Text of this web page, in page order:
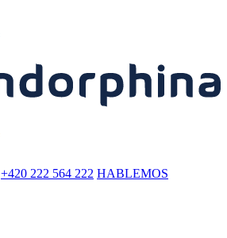
+420 222 564 222 HABLEMOS